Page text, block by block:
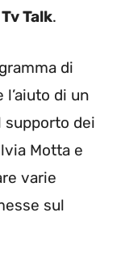
Talk.
di
di un
supporto dei
Motta e
varie
sul